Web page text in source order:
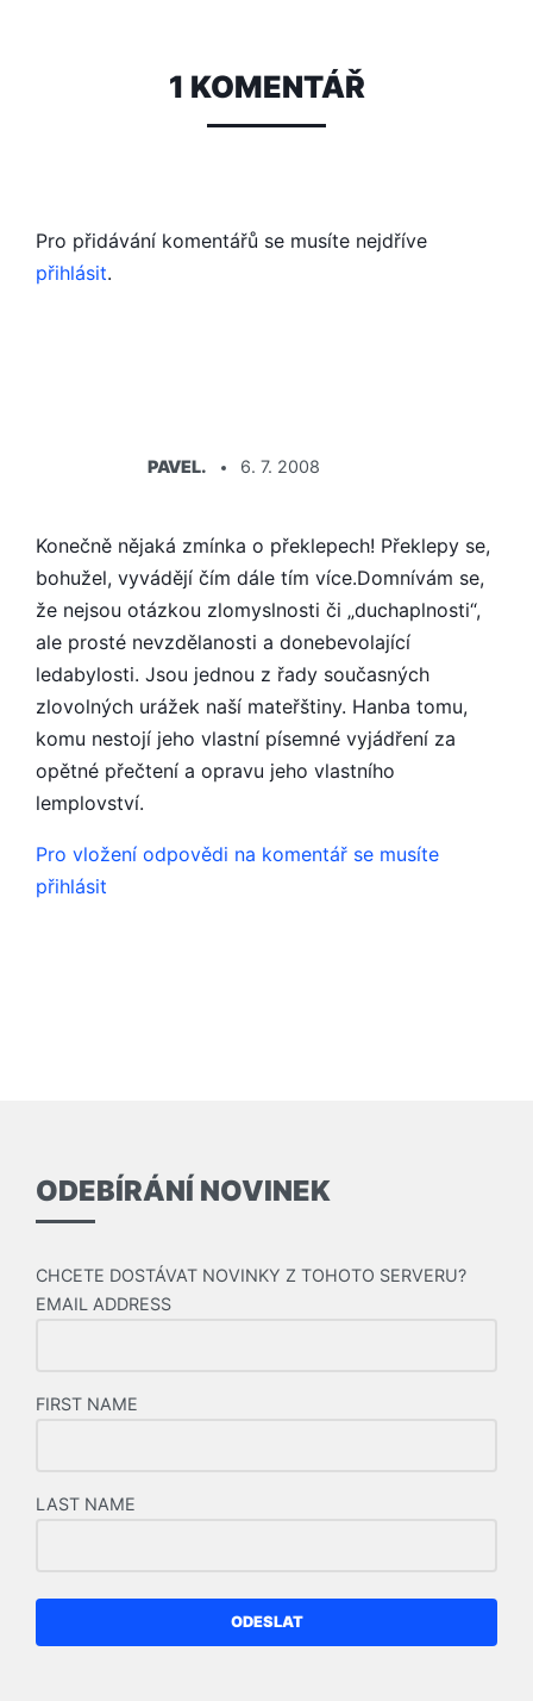
1 KOMENTÁŘ
Pro přidávání komentářů se musíte nejdříve
přihlásit.
PAVEL.
6. 7. 2008
Konečně nějaká zmínka o překlepech! Překlepy se,
bohužel, vyvádějí čím dále tím více.Domnívám se,
že nejsou otázkou zlomyslnosti či „duchaplnosti“,
ale prosté nevzdělanosti a donebevolající
ledabylosti. Jsou jednou z řady současných
zlovolných urážek naší mateřštiny. Hanba tomu,
komu nestojí jeho vlastní písemné vyjádření za
opětné přečtení a opravu jeho vlastního
lemplovství.
Pro vložení odpovědi na komentář se musíte
přihlásit
ODEBÍRÁNÍ NOVINEK
CHCETE DOSTÁVAT NOVINKY Z TOHOTO SERVERU?
EMAIL ADDRESS
FIRST NAME
LAST NAME
ODESLAT